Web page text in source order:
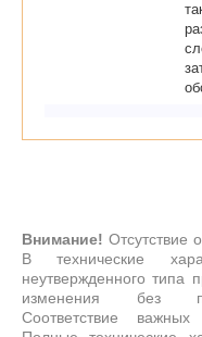
Внимание! Отсутствие
В технические
неутвержденного типа
изменения без
Соответствие